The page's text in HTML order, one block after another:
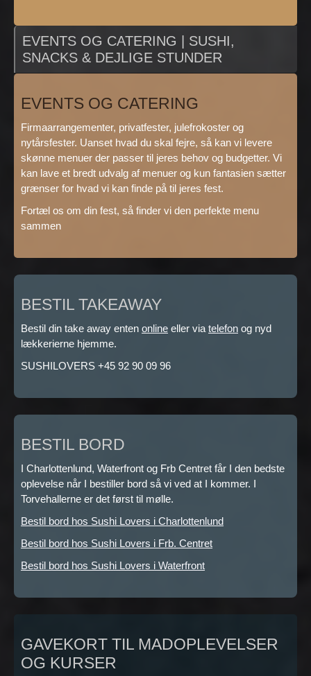
EVENTS OG CATERING | SUSHI,
SNACKS & DEJLIGE STUNDER
EVENTS OG CATERING
Firmaarrangementer, privatfester, julefrokoster og
nytårsfester. Uanset hvad du skal fejre, så kan vi levere
skønne menuer der passer til jeres behov og budgetter. Vi
kan lave et bredt udvalg af menuer og kun fantasien sætter
grænser for hvad vi kan finde på til jeres fest.
Fortæl os om din fest, så finder vi den perfekte menu
sammen
BESTIL TAKEAWAY
Bestil din take away enten online eller via telefon og nyd
lækkerierne hjemme.
SUSHILOVERS +45 92 90 09 96
BESTIL BORD
I Charlottenlund, Waterfront og Frb Centret får I den bedste
oplevelse når I bestiller bord så vi ved at I kommer. I
Torvehallerne er det først til mølle.
Bestil bord hos Sushi Lovers i Charlottenlund
Bestil bord hos Sushi Lovers i Frb. Centret
Bestil bord hos Sushi Lovers i Waterfront
GAVEKORT TIL MADOPLEVELSER
OG KURSER